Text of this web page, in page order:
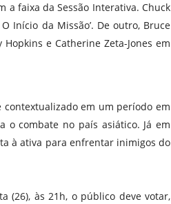
a faixa da Sessão Interativa. Chuck
Início da Missão’. De outro, Bruce
e Catherine Zeta-Jones em
contextualizado em um período em
o combate no país asiático. Já em
à ativa para enfrentar inimigos do
(26), às 21h, o público deve votar,